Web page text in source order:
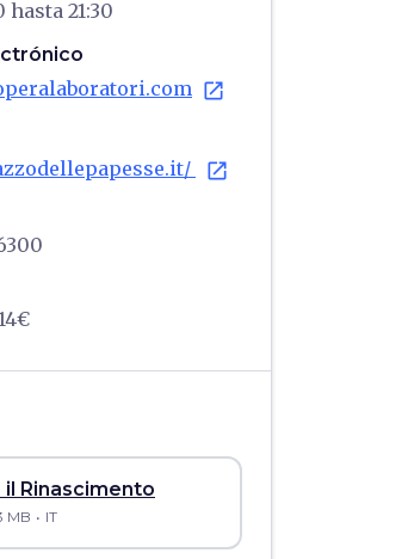
hasta 21:30
open_in_new
open_in_new
Rinascimento
MB IT